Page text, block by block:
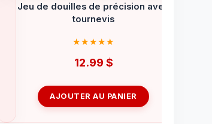
Jeu de douilles de précision avec
tournevis
12.99 $
AJOUTER AU PANIER